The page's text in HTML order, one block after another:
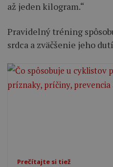
až jeden kilogram.“
Pravidelný tréning
srdca a zväčšenie jeho
Prečítajte si tiež